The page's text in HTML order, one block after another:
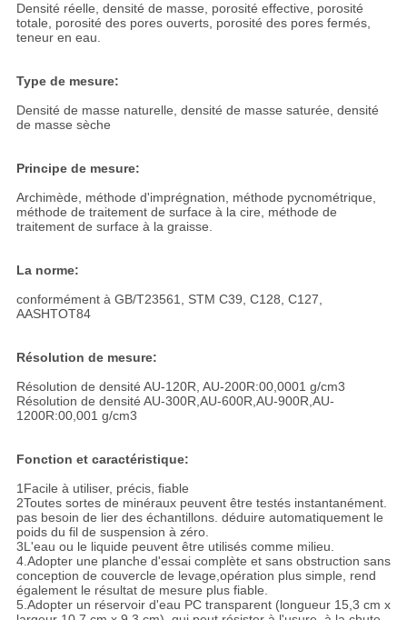
Densité réelle, densité de masse, porosité effective, porosité
totale, porosité des pores ouverts, porosité des pores fermés,
teneur en eau.
Type de mesure:
Densité de masse naturelle, densité de masse saturée, densité
de masse sèche
Principe de mesure:
Archimède, méthode d'imprégnation, méthode pycnométrique,
méthode de traitement de surface à la cire, méthode de
traitement de surface à la graisse.
La norme:
conformément à GB/T23561, STM C39, C128, C127,
AASHTOT84
Résolution de mesure:
Résolution de densité AU-120R, AU-200R:00,0001 g/cm3
Résolution de densité AU-300R,AU-600R,AU-900R,AU-
1200R:00,001 g/cm3
Fonction et caractéristique:
1Facile à utiliser, précis, fiable
2Toutes sortes de minéraux peuvent être testés instantanément.
pas besoin de lier des échantillons. déduire automatiquement le
poids du fil de suspension à zéro.
3L'eau ou le liquide peuvent être utilisés comme milieu.
4.Adopter une planche d'essai complète et sans obstruction sans
conception de couvercle de levage,opération plus simple, rend
également le résultat de mesure plus fiable.
5.Adopter un réservoir d'eau PC transparent (longueur 15,3 cm x